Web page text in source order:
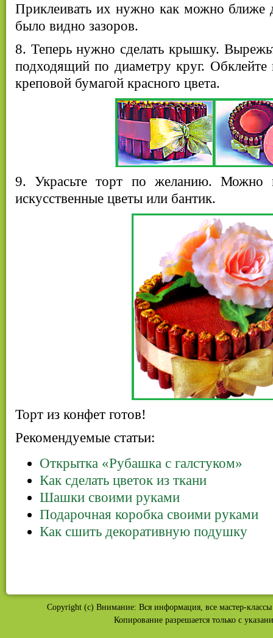
Приклеивать их нужно как можно ближе
было видно зазоров.
8. Теперь нужно сделать крышку.
подходящий по диаметру круг.
креповой бумагой красного цвета.
9. Украсьте торт по желанию. Можно
искусственные цветы или бантик.
Торт из конфет готов!
Рекомендуемые статьи:
Открытка «Рубашка с галстуком»
Как сделать цветок из ткани
Шашки своими руками
Подарочная коробка своими руками
Как сшить декоративную подушку
Copyright (c) Внимание: Вся информация, все мастер-
Копирование разрешается только с